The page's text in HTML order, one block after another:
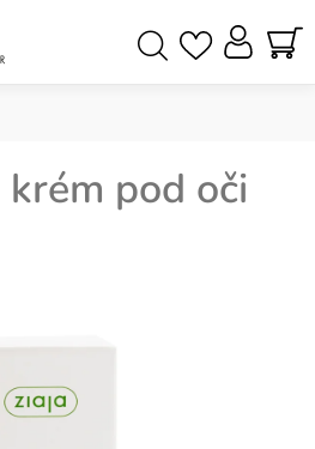
krém pod oči